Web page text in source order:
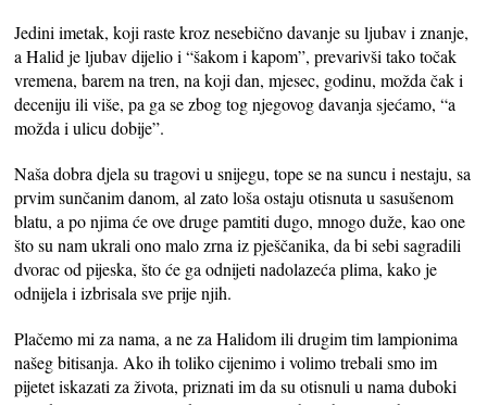
Jedini imetak, koji raste kroz nesebično davanje su ljubav i znanje,
a Halid je ljubav dijelio i “šakom i kapom”, prevarivši tako točak
vremena, barem na tren, na koji dan, mjesec, godinu, možda čak i
deceniju ili više, pa ga se zbog tog njegovog davanja sjećamo, “a
možda i ulicu dobije”.
Naša dobra djela su tragovi u snijegu, tope se na suncu i nestaju, sa
prvim sunčanim danom, al zato loša ostaju otisnuta u sasušenom
blatu, a po njima će ove druge pamtiti dugo, mnogo duže, kao one
što su nam ukrali ono malo zrna iz pješčanika, da bi sebi sagradili
dvorac od pijeska, što će ga odnijeti nadolazeća plima, kako je
odnijela i izbrisala sve prije njih.
Plačemo mi za nama, a ne za Halidom ili drugim tim lampionima
našeg bitisanja. Ako ih toliko cijenimo i volimo trebali smo im
pijetet iskazati za života, priznati im da su otisnuli u nama duboki